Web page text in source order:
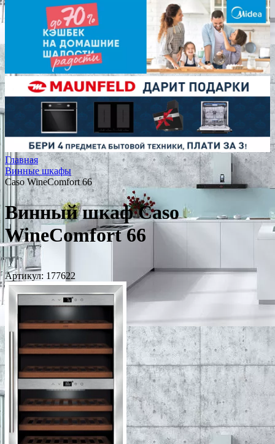
Главная
Винные шкафы
Caso WineComfort 66
Винный шкаф Caso
WineComfort 66
Артикул: 177622